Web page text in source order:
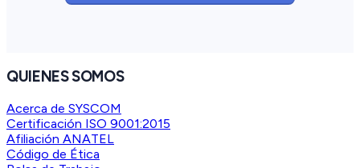
QUIENES SOMOS
Acerca de SYSCOM
Certificación ISO 9001:2015
Afiliación ANATEL
Código de Ética